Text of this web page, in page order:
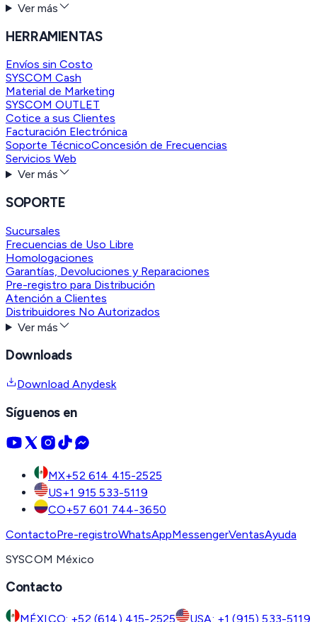
Ver más
HERRAMIENTAS
Envíos sin Costo
SYSCOM Cash
Material de Marketing
SYSCOM OUTLET
Cotice a sus Clientes
Facturación Electrónica
Soporte TécnicoConcesión de Frecuencias
Servicios Web
Ver más
SOPORTE
Sucursales
Frecuencias de Uso Libre
Homologaciones
Garantías, Devoluciones y Reparaciones
Pre-registro para Distribución
Atención a Clientes
Distribuidores No Autorizados
Ver más
Downloads
Download Anydesk
Síguenos en
MX+52 614 415-2525
US+1 915 533-5119
CO+57 601 744-3650
ContactoPre-registroWhatsAppMessengerVentasAyuda
SYSCOM México
Contacto
MÉXICO: +52 (614) 415-2525 USA: +1 (915) 533-5119